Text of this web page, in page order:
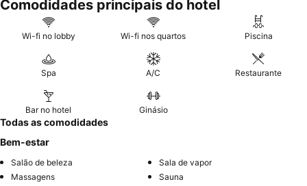
Comodidades principais do hotel
Wi-fi no lobby Wi-fi nos quartos Piscina
Spa A/C Restaurante
Bar no hotel Ginásio
Todas as comodidades
Bem-estar
Salão de beleza
Sala de vapor
Massagens
Sauna